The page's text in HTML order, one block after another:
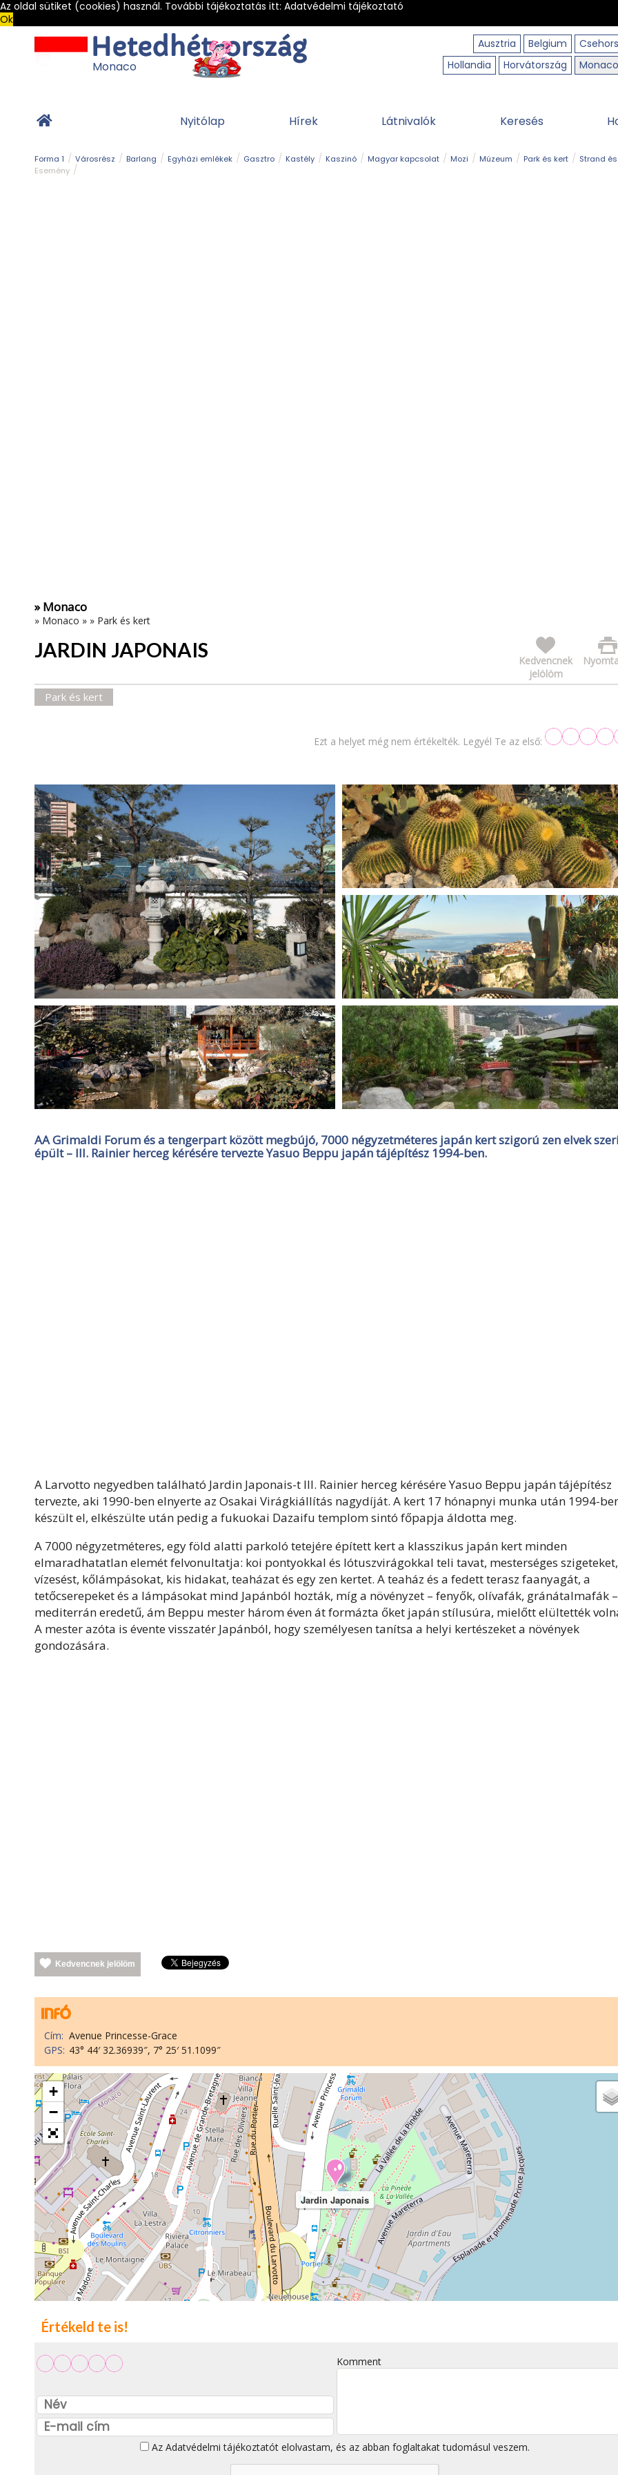
Az oldal sütiket (cookies) használ. További tájékoztatás itt: Adatvédelmi tájékoztató
Ok
Ausztria
Belgium
Hollandia
Horvátország Monaco
Monaco
Nyitólap Hírek Látnivalók Keresés
Forma 1 Városrész Barlang Egyházi emlékek Gasztro Kastély Kaszinó Magyar kapcsolat Mozi Múzeum Park és kert
Strand
Esemény
» Monaco
» Monaco » » Park és kert
JARDIN JAPONAIS
Kedvencnek
jelölöm
Park és kert
Ezt a helyet még nem értékelték. Legyél Te az első:
AA Grimaldi Forum és a tengerpart között megbújó, 7000 négyzetméteres japán kert szigorú zen elvek
épült – III. Rainier herceg kérésére tervezte Yasuo Beppu japán tájépítész 1994-ben.
A Larvotto negyedben található Jardin Japonais-t III. Rainier herceg kérésére Yasuo Beppu japán tájépítész
tervezte, aki 1990-ben elnyerte az Osakai Virágkiállítás nagydíját. A kert 17 hónapnyi munka után 1994-
készült el, elkészülte után pedig a fukuokai Dazaifu templom sintó főpapja áldotta meg.
A 7000 négyzetméteres, egy föld alatti parkoló tetejére épített kert a klasszikus japán kert minden
elmaradhatatlan elemét felvonultatja: koi pontyokkal és lótuszvirágokkal teli tavat, mesterséges szigeteket,
vízesést, kőlámpásokat, kis hidakat, teaházat és egy zen kertet. A teaház és a fedett terasz faanyagát, a
tetőcserepeket és a lámpásokat mind Japánból hozták, míg a növényzet – fenyők, olívafák, gránátalmafák –
mediterrán eredetű, ám Beppu mester három éven át formázta őket japán stílusúra, mielőtt elültették
A mester azóta is évente visszatér Japánból, hogy személyesen tanítsa a helyi kertészeket a növények
gondozására.
Kedvencnek jelölöm
Cím: Avenue Princesse-Grace
GPS: 43° 44′ 32.36939″, 7° 25′ 51.1099″
Jardin Japonais
+
−
Értékeld te is!
Komment
Az Adatvédelmi tájékoztatót elolvastam, és az abban foglaltakat tudomásul veszem.